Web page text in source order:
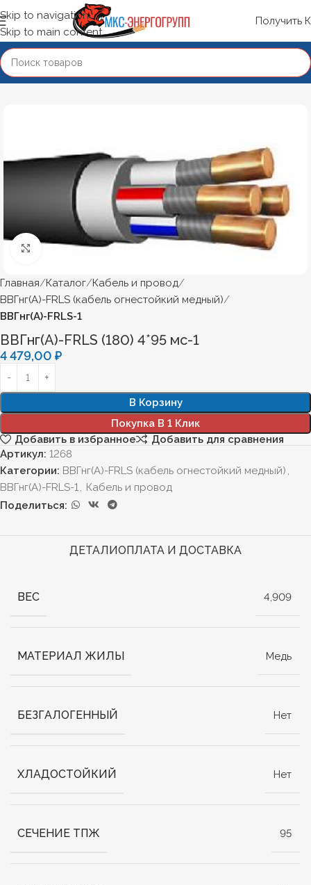
Skip to navigation
Skip to main content
Получить
Нажмите, чтобы увеличить
Главная Каталог Кабель и провод
ВВГнг(А)-FRLS (кабель огнестойкий медный)
ВВГнг(А)-FRLS-1
ВВГнг(А)-FRLS (180) 4*95 мс-1
4 479,00 ₽
В Корзину
Покупка В 1 Клик
Добавить в избранное
Добавить для сравнения
Артикул: 1268
Категории: ВВГнг(А)-FRLS (кабель огнестойкий медный) ,
ВВГнг(А)-FRLS-1, Кабель и провод
Поделиться:
ДЕТАЛИОПЛАТА И ДОСТАВКА
ВЕС 4,909
МАТЕРИАЛ ЖИЛЫ Медь
БЕЗГАЛОГЕННЫЙ Нет
ХЛАДОСТОЙКИЙ Нет
СЕЧЕНИЕ ТПЖ 95